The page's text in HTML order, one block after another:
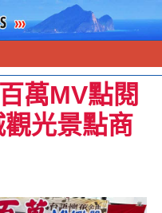
萬MV點閱
光景點商